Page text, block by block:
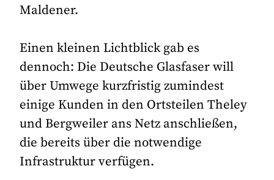
Maldener.
Einen kleinen Lichtblick gab es
dennoch: Die Deutsche Glasfaser will
über Umwege kurzfristig zumindest
einige Kunden in den Ortsteilen Theley
und Bergweiler ans Netz anschließen,
die bereits über die notwendige
Infrastruktur verfügen.